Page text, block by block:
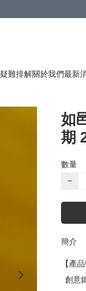
疑難排解關於我們最新
如
期
數量
−
簡介
【產